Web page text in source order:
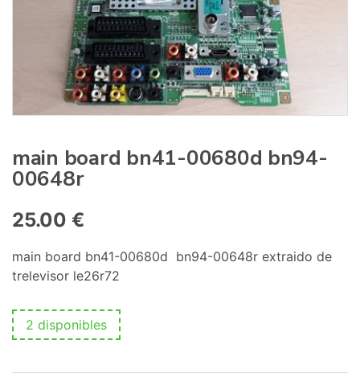
main board bn41-00680d bn94-
00648r
25.00 €
main board bn41-00680d bn94-00648r extraido de
trelevisor le26r72
2 disponibles